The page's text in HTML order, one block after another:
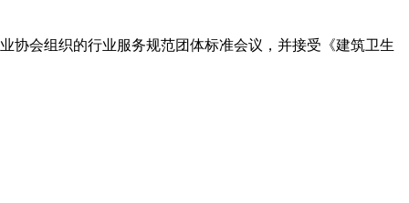
会组织的行业服务规范团体标准会议，并接受《建筑卫生